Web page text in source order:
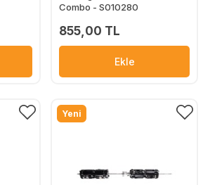
Combo - S010280
855,00 TL
Ekle
Yeni